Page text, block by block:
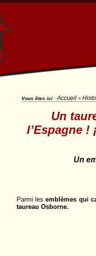
Vous êtes ici : Accueil >
Un
l’Espagne
Un
Parmi lesemblèmes qui
taureau Osborne.